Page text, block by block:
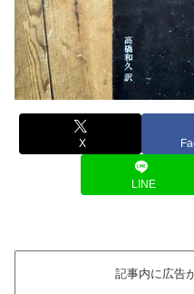
X
LINE
記事内に広告